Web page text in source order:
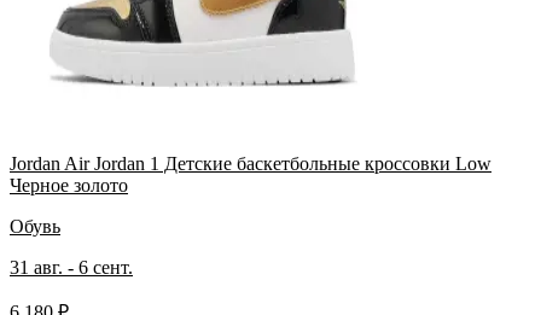
Jordan Air Jordan 1 Детские баскетбольные кроссовки Low
Черное золото
Обувь
31 авг. - 6 сент.